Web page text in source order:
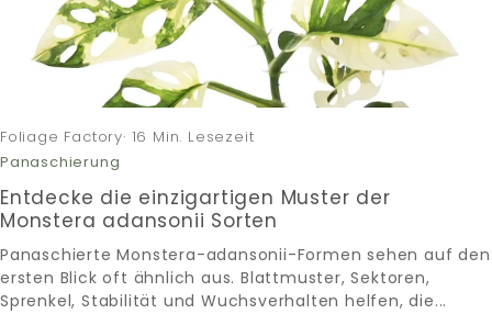
Foliage Factory· 16 Min. Lesezeit
Panaschierung
Entdecke die einzigartigen Muster der
Monstera adansonii Sorten
Panaschierte Monstera-adansonii-Formen sehen auf den
ersten Blick oft ähnlich aus. Blattmuster, Sektoren,
Sprenkel, Stabilität und Wuchsverhalten helfen, die...